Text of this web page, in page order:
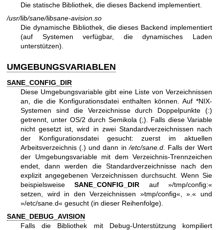
Die statische Bibliothek, die dieses Backend implementiert.
/usr/lib/sane/libsane-avision.so
Die dynamische Bibliothek, die dieses Backend implementiert
(auf Systemen verfügbar, die dynamisches Laden
unterstützen).
UMGEBUNGSVARIABLEN
SANE_CONFIG_DIR
Diese Umgebungsvariable gibt eine Liste von Verzeichnissen
an, die die Konfigurationsdatei enthalten können. Auf *NIX-
Systemen sind die Verzeichnisse durch Doppelpunkte (:)
getrennt, unter OS/2 durch Semikola (;). Falls diese Variable
nicht gesetzt ist, wird in zwei Standardverzeichnissen nach
der Konfigurationsdatei gesucht: zuerst im aktuellen
Arbeitsverzeichnis (.) und dann in/etc/sane.d. Falls der Wert
der Umgebungsvariable mit dem Verzeichnis-Trennzeichen
endet, dann werden die Standardverzeichnisse nach den
explizit angegebenen Verzeichnissen durchsucht. Wenn Sie
beispielsweiseSANE_CONFIG_DIR auf »/tmp/config:«
setzen, wird in den Verzeichnissen »tmp/config«, ».« und
»/etc/sane.d« gesucht (in dieser Reihenfolge).
SANE_DEBUG_AVISION
Falls die Bibliothek mit Debug-Unterstützung kompiliert